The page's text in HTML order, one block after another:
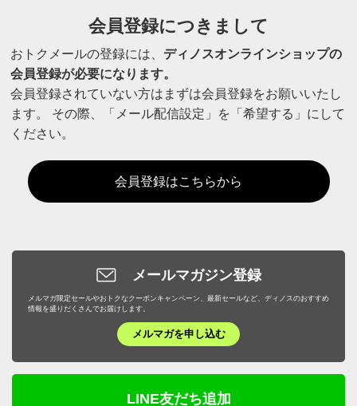
会員登録につきまして
おトクメールの登録には、 ディノスオンラインショップの
会員登録が必要になります。
会員登録されていない方はまずは会員登録をお願いいたし
ます。 その際、
「メール配信設定」を「希望する」にして
ください。
会員登録はこちらから
メールマガジン登録
メルマガ限定セールやおトクなクーポンキャンペーン、最新セールなど、ディノスのおすすめ
情報を盛りだくさんでお届けします。
メルマガを申し込む
LINE友だち追加